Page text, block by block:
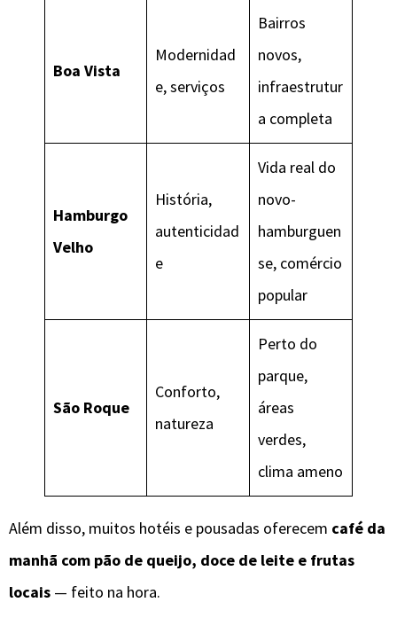
Boa Vista
Modernidad
e, serviços
Bairros
novos,
infraestrutur
a completa
Hamburgo
Velho
História,
autenticidad
e
Vida real do
novo-
hamburguen
se, comércio
popular
São Roque
Conforto,
natureza
Perto do
parque,
áreas
verdes,
clima ameno
Além disso, muitos hotéis e pousadas oferecem café da
manhã com pão de queijo, doce de leite e frutas
locais — feito na hora.